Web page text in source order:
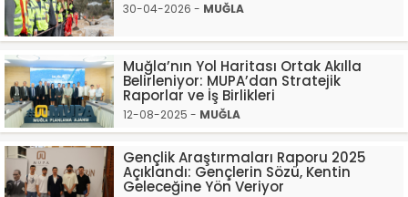
30-04-2026 - MUĞLA
Muğla’nın Yol Haritası Ortak Akılla
Belirleniyor: MUPA’dan Stratejik
Raporlar ve İş Birlikleri
12-08-2025 - MUĞLA
Gençlik Araştırmaları Raporu 2025
Açıklandı: Gençlerin Sözü, Kentin
Geleceğine Yön Veriyor